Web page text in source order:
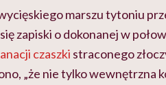
marszu tytoniu
zapiski o dokonanej w
czaszki straconego
„że nie tylko wewnętrzna